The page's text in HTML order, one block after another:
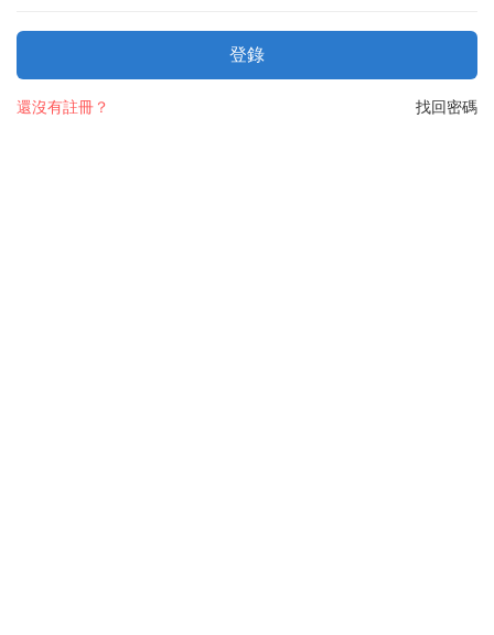
登錄
找回密碼
還沒有註冊？